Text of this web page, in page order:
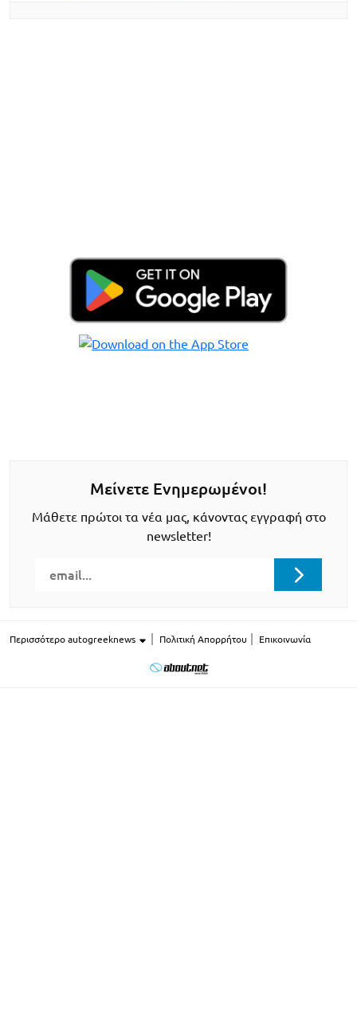
Μείνετε Ενημερωμένοι!
Μάθετε πρώτοι τα νέα μας, κάνοντας εγγραφή στο
newsletter!
Περισσότερο autogreeknews Πολιτική Απορρήτου Επικοινωνία